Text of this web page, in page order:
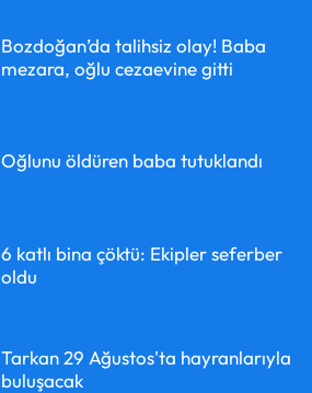
Bozdoğan’da talihsiz olay! Baba
mezara, oğlu cezaevine gitti
Oğlunu öldüren baba tutuklandı
6 katlı bina çöktü: Ekipler seferber
oldu
Tarkan 29 Ağustos'ta hayranlarıyla
buluşacak